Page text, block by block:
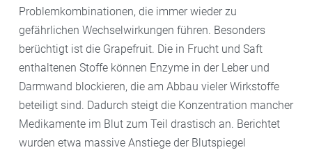
Problemkombinationen, die immer wieder zu
gefährlichen Wechselwirkungen führen. Besonders
berüchtigt ist die Grapefruit. Die in Frucht und Saft
enthaltenen Stoffe können Enzyme in der Leber und
Darmwand blockieren, die am Abbau vieler Wirkstoffe
beteiligt sind. Dadurch steigt die Konzentration mancher
Medikamente im Blut zum Teil drastisch an. Berichtet
wurden etwa massive Anstiege der Blutspiegel